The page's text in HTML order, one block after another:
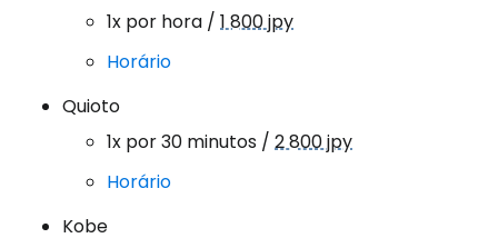
1x por hora / 1 800 jpy
Horário
Quioto
1x por 30 minutos / 2 800 jpy
Horário
Kobe